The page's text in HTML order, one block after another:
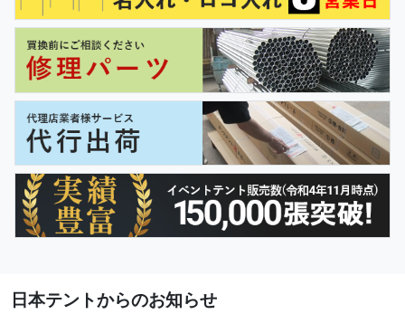
日本テントからのお知らせ